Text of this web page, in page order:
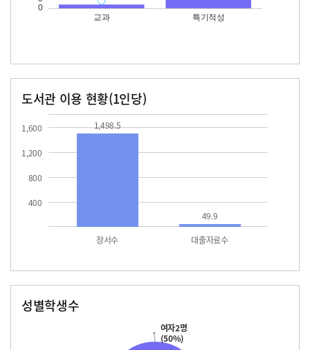
도서관 이용 현황(1인당)
400
800
1,200
1,600
장서수 대출자료수
1,498.5
49.9
성별학생수
여자2명
(50%)